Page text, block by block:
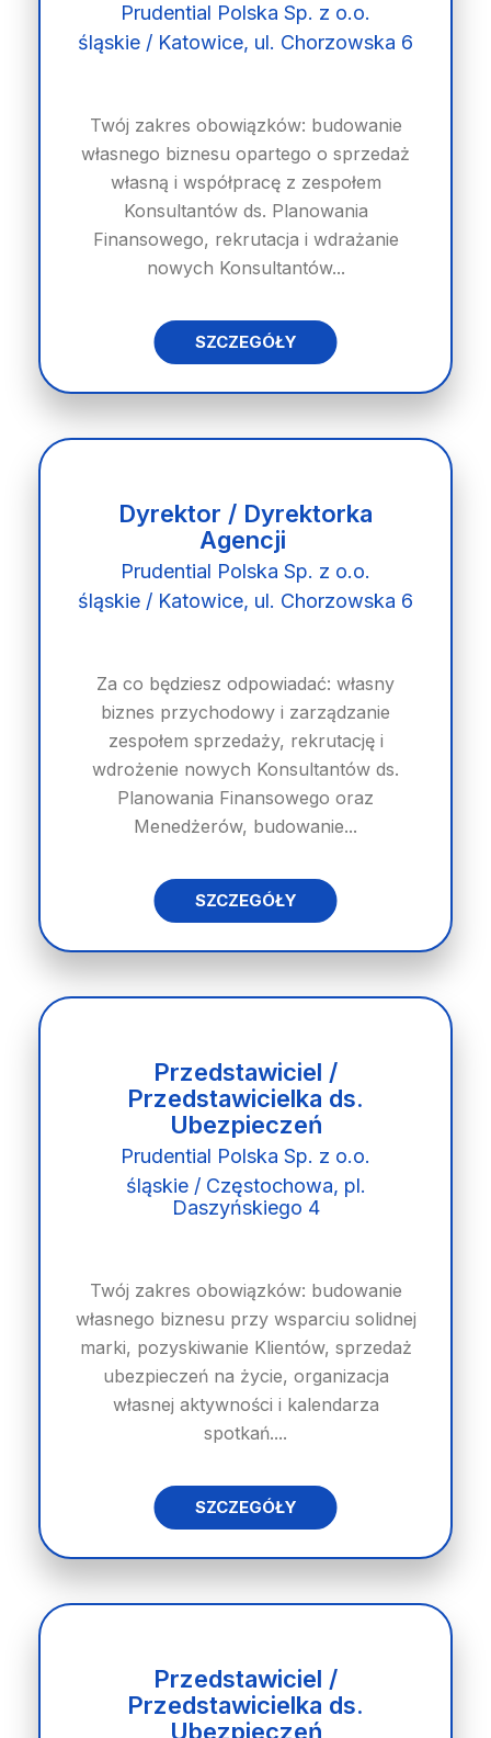
Prudential Polska Sp. z o.o.
śląskie / Katowice, ul. Chorzowska 6
Twój zakres obowiązków: budowanie
własnego biznesu opartego o sprzedaż
własną i współpracę z zespołem
Konsultantów ds. Planowania
Finansowego, rekrutacja i wdrażanie
nowych Konsultantów...
SZCZEGÓŁY
Dyrektor / Dyrektorka
Agencji
Prudential Polska Sp. z o.o.
śląskie / Katowice, ul. Chorzowska 6
Za co będziesz odpowiadać: własny
biznes przychodowy i zarządzanie
zespołem sprzedaży, rekrutację i
wdrożenie nowych Konsultantów ds.
Planowania Finansowego oraz
Menedżerów, budowanie...
SZCZEGÓŁY
Przedstawiciel /
Przedstawicielka ds.
Ubezpieczeń
Prudential Polska Sp. z o.o.
śląskie / Częstochowa, pl.
Daszyńskiego 4
Twój zakres obowiązków: budowanie
własnego biznesu przy wsparciu solidnej
marki, pozyskiwanie Klientów, sprzedaż
ubezpieczeń na życie, organizacja
własnej aktywności i kalendarza
spotkań....
SZCZEGÓŁY
Przedstawiciel /
Przedstawicielka ds.
Ubezpieczeń